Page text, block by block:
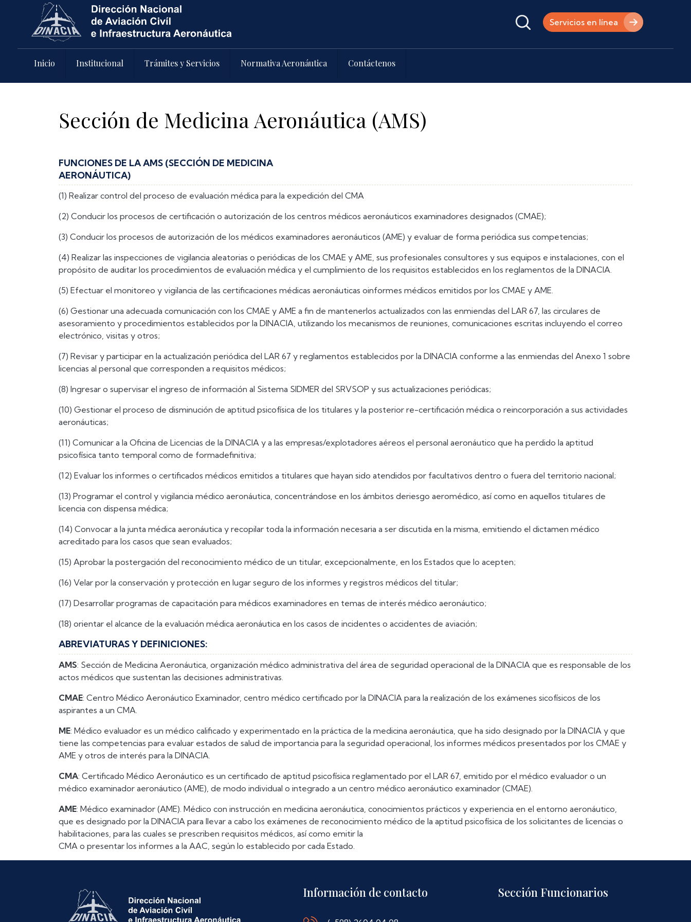
Pasar al contenido principal
Servicios en línea
Inicio Institucional Trámites y Servicios Normativa Aeronáutica Contáctenos
Sección de Medicina Aeronáutica (AMS)
FUNCIONES DE LA AMS (SECCIÓN DE MEDICINA
AERONÁUTICA)
(1) Realizar control del proceso de evaluación médica para la expedición del CMA
(2) Conducir los procesos de certificación o autorización de los centros médicos aeronáuticos examinadores designados (CMAE);
(3) Conducir los procesos de autorización de los médicos examinadores aeronáuticos (AME) y evaluar de forma periódica sus competencias;
(4) Realizar las inspecciones de vigilancia aleatorias o periódicas de los CMAE y AME, sus profesionales consultores y sus equipos e instalaciones, con el
propósito de auditar los procedimientos de evaluación médica y el cumplimiento de los requisitos establecidos en los reglamentos de la DINACIA.
(5) Efectuar el monitoreo y vigilancia de las certificaciones médicas aeronáuticas oinformes médicos emitidos por los CMAE y AME.
(6) Gestionar una adecuada comunicación con los CMAE y AME a fin de mantenerlos actualizados con las enmiendas del LAR 67, las circulares de
asesoramiento y procedimientos establecidos por la DINACIA, utilizando los mecanismos de reuniones, comunicaciones escritas incluyendo el correo
electrónico, visitas y otros;
(7) Revisar y participar en la actualización periódica del LAR 67 y reglamentos establecidos por la DINACIA conforme a las enmiendas del Anexo 1 sobre
licencias al personal que corresponden a requisitos médicos;
(8) Ingresar o supervisar el ingreso de información al Sistema SIDMER del SRVSOP y sus actualizaciones periódicas;
(10) Gestionar el proceso de disminución de aptitud psicofísica de los titulares y la posterior re-certificación médica o reincorporación a sus actividades
aeronáuticas;
(11) Comunicar a la Oficina de Licencias de la DINACIA y a las empresas/explotadores aéreos el personal aeronáutico que ha perdido la aptitud
psicofísica tanto temporal como de formadefinitiva;
(12) Evaluar los informes o certificados médicos emitidos a titulares que hayan sido atendidos por facultativos dentro o fuera del territorio nacional;
(13) Programar el control y vigilancia médico aeronáutica, concentrándose en los ámbitos deriesgo aeromédico, así como en aquellos titulares de
licencia con dispensa médica;
(14) Convocar a la junta médica aeronáutica y recopilar toda la información necesaria a ser discutida en la misma, emitiendo el dictamen médico
acreditado para los casos que sean evaluados;
(15) Aprobar la postergación del reconocimiento médico de un titular, excepcionalmente, en los Estados que lo acepten;
(16) Velar por la conservación y protección en lugar seguro de los informes y registros médicos del titular;
(17) Desarrollar programas de capacitación para médicos examinadores en temas de interés médico aeronáutico;
(18) orientar el alcance de la evaluación médica aeronáutica en los casos de incidentes o accidentes de aviación;
ABREVIATURAS Y DEFINICIONES:
AMS: Sección de Medicina Aeronáutica, organización médico administrativa del área de seguridad operacional de la DINACIA que es responsable de los
actos médicos que sustentan las decisiones administrativas.
CMAE: Centro Médico Aeronáutico Examinador, centro médico certificado por la DINACIA para la realización de los exámenes sicofísicos de los
aspirantes a un CMA.
ME: Médico evaluador es un médico calificado y experimentado en la práctica de la medicina aeronáutica, que ha sido designado por la DINACIA y que
tiene las competencias para evaluar estados de salud de importancia para la seguridad operacional, los informes médicos presentados por los CMAE y
AME y otros de interés para la DINACIA.
CMA: Certificado Médico Aeronáutico es un certificado de aptitud psicofísica reglamentado por el LAR 67, emitido por el médico evaluador o un
médico examinador aeronáutico (AME), de modo individual o integrado a un centro médico aeronáutico examinador (CMAE).
AME: Médico examinador (AME). Médico con instrucción en medicina aeronáutica, conocimientos prácticos y experiencia en el entorno aeronáutico,
que es designado por la DINACIA para llevar a cabo los exámenes de reconocimiento médico de la aptitud psicofísica de los solicitantes de licencias o
habilitaciones, para las cuales se prescriben requisitos médicos, así como emitir la
CMA o presentar los informes a la AAC, según lo establecido por cada Estado.
Información de contacto Sección Funcionarios